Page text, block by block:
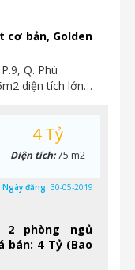
cơ bản, Golden
Q. Phú
diện tích lớn…
2 phòng ngủ
bán: 4 Tỷ (Bao
4 Tỷ
Diện tích:75 m2
Ngày đăng: 30-05-2019